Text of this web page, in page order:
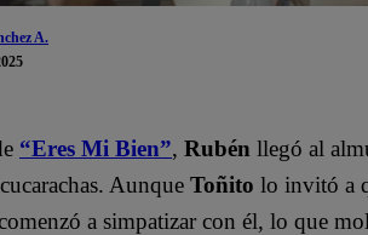
A.
“Eres Mi Bien”, Rubén llegó al
Aunque Toñito lo invitó a
a simpatizar con él, lo que